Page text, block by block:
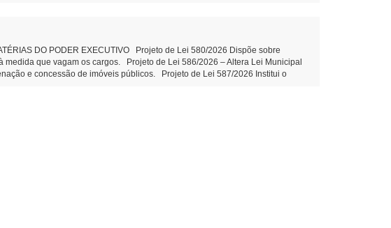
da entidade PROPOSIÇÕES DA CÂMARA MUNICIPAL Projeto de Lei
Vereador Evandro Indicação 78/2026 Ações e execução de Limpeza no leito e
Capitão Claudio Juliane Dandolini Sônia Severiano
DO PODER EXECUTIVO Projeto de Lei 580/2026 Dispõe sobre
que vagam os cargos. Projeto de Lei 586/2026 – Altera Lei Municipal
e concessão de imóveis públicos. Projeto de Lei 587/2026 Institui o